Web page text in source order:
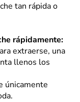
tan rápida o
rápidamente:
extraerse, una
llenos los
únicamente